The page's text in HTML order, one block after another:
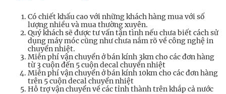
Có chiết khấu cao với những khách hàng mua với số
lượng nhiều và mua thường xuyên.
Quý khách sẽ được tư vấn tận tình nếu chưa biết cách sử
dụng máy móc cũng như chưa nắm rõ về công nghệ in
chuyển nhiệt.
Miễn phí vận chuyển ở bán kính 3km cho các đơn hàng
từ 3 cuộn đến 5 cuộn decal chuyển nhiệt
Miễn phí vận chuyển ở bán kính 10km cho các đơn hàng
trên 5 cuộn decal chuyển nhiệt
Hỗ trợ vận chuyển về các tỉnh thành trên khắp cả nước